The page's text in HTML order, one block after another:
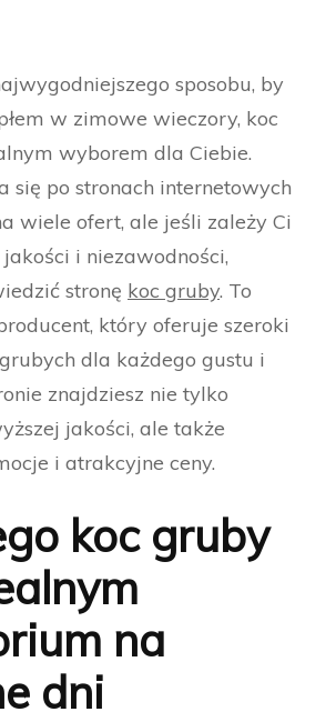
sposobu, by
w zimowe wieczory, koc
wyborem dla Ciebie.
się po stronach internetowych
wiele ofert, ale jeśli zależy Ci
i niezawodności,
stronę koc gruby. To
który oferuje szeroki
dla każdego gustu i
znajdziesz nie tylko
jakości, ale także
i atrakcyjne ceny.
koc gruby
na
dni